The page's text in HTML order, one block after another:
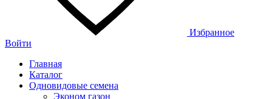
Избранное
Войти
Главная
Каталог
Одновидовые семена
Эконом газон